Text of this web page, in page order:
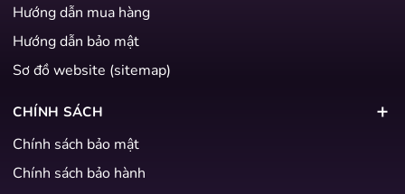
Hướng dẫn mua hàng
Hướng dẫn bảo mật
Sơ đồ website (sitemap)
CHÍNH SÁCH
Chính sách bảo mật
Chính sách bảo hành